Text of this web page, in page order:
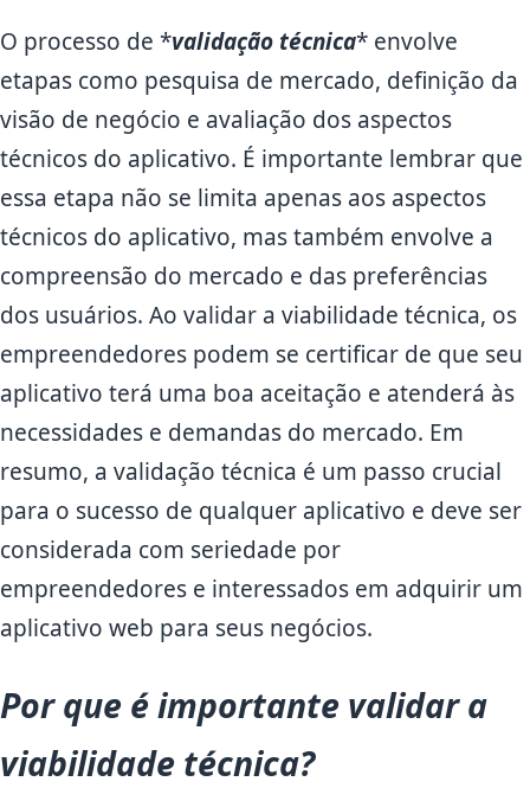
O processo de *validação técnica* envolve
etapas como pesquisa de mercado, definição da
visão de negócio e avaliação dos aspectos
técnicos do aplicativo. É importante lembrar que
essa etapa não se limita apenas aos aspectos
técnicos do aplicativo, mas também envolve a
compreensão do mercado e das preferências
dos usuários. Ao validar a viabilidade técnica, os
empreendedores podem se certificar de que seu
aplicativo terá uma boa aceitação e atenderá às
necessidades e demandas do mercado. Em
resumo, a validação técnica é um passo crucial
para o sucesso de qualquer aplicativo e deve ser
considerada com seriedade por
empreendedores e interessados em adquirir um
aplicativo web para seus negócios.
Por que é importante validar a
viabilidade técnica?